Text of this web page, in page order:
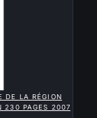
DE LA RÉGION
230 PAGES 2007